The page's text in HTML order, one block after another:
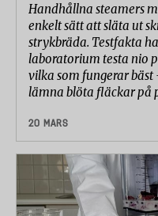
Handhållna steamers
enkelt sätt att släta ut
strykbräda. Testfakta
laboratorium testa nio
vilka som fungerar
lämna blöta fläckar på
20 MARS